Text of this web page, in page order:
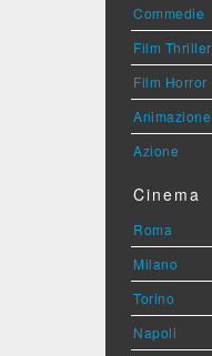
Commedie
Film Thriller
Film Horror
Animazione
Azione
Cinema
Roma
Milano
Torino
Napoli